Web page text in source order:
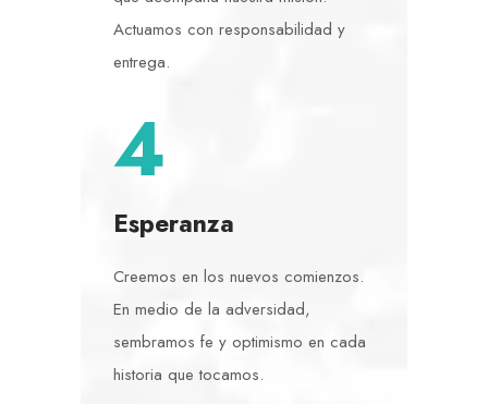
Actuamos con responsabilidad y
entrega.
4
Esperanza
Creemos en los nuevos comienzos.
En medio de la adversidad,
sembramos fe y optimismo en cada
historia que tocamos.